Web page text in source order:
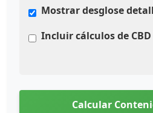
Mostrar desglose
Incluir cálculos de CBD
Calcular